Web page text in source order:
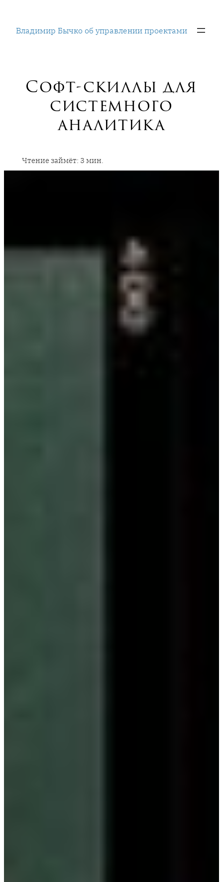
содержимому
Владимир Бычко об управлении проектами
Софт-скиллы для
системного
аналитика